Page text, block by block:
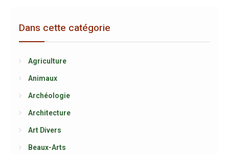
Dans cette catégorie
Agriculture
Animaux
Archéologie
Architecture
Art Divers
Beaux-Arts